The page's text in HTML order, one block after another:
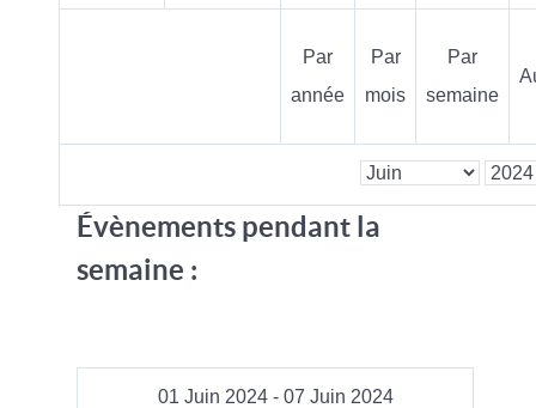
Par
année
Par
mois
Par
semaine
Évènements pendant la
semaine :
01 Juin 2024 - 07 Juin 2024